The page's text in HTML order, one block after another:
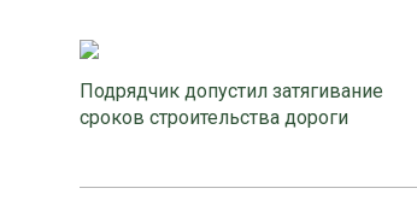
Подрядчик допустил затягивание
сроков строительства дороги